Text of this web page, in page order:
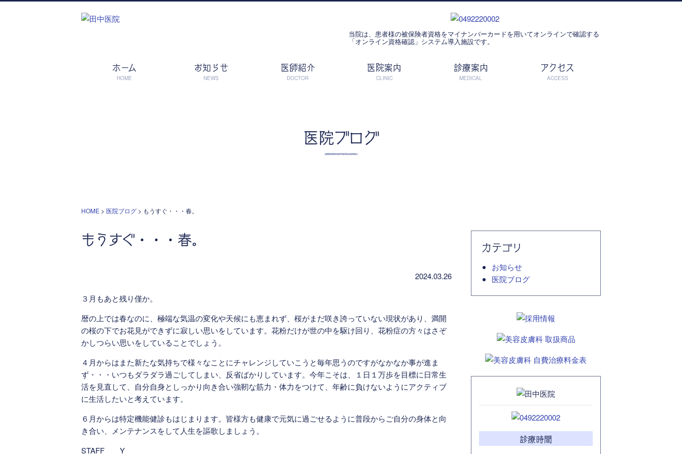
当院は、患者様の被保険者資格をマイナンバーカードを用いてオンラインで確認する
「オンライン資格確認」システム導入施設です。
ホーム
HOME
お知らせ
NEWS
医師紹介
DOCTOR
医院案内
CLINIC
診療案内
MEDICAL
アクセス
ACCESS
医院ブログ
HOME > 医院ブログ > もうすぐ・・・春。
もうすぐ・・・春。
2024.03.26
３月もあと残り僅か。
暦の上では春なのに、極端な気温の変化や天候にも恵まれず、桜がまだ咲き誇っていない現状があり、満開
の桜の下でお花見ができずに寂しい思いをしています。花粉だけが世の中を駆け回り、花粉症の方々はさぞ
かしつらい思いをしていることでしょう。
４月からはまた新たな気持ちで様々なことにチャレンジしていこうと毎年思うのですがなかなか事が進ま
ず・・・いつもダラダラ過ごしてしまい、反省ばかりしています。今年こそは、１日１万歩を目標に日常生
活を見直して、自分自身としっかり向き合い強靭な筋力・体力をつけて、年齢に負けないようにアクティブ
に生活したいと考えています。
６月からは特定機能健診もはじまります。皆様方も健康で元気に過ごせるように普段からご自分の身体と向
き合い、メンテナンスをして人生を謳歌しましょう。
STAFF Y
カテゴリ
お知らせ
医院ブログ
診療時間